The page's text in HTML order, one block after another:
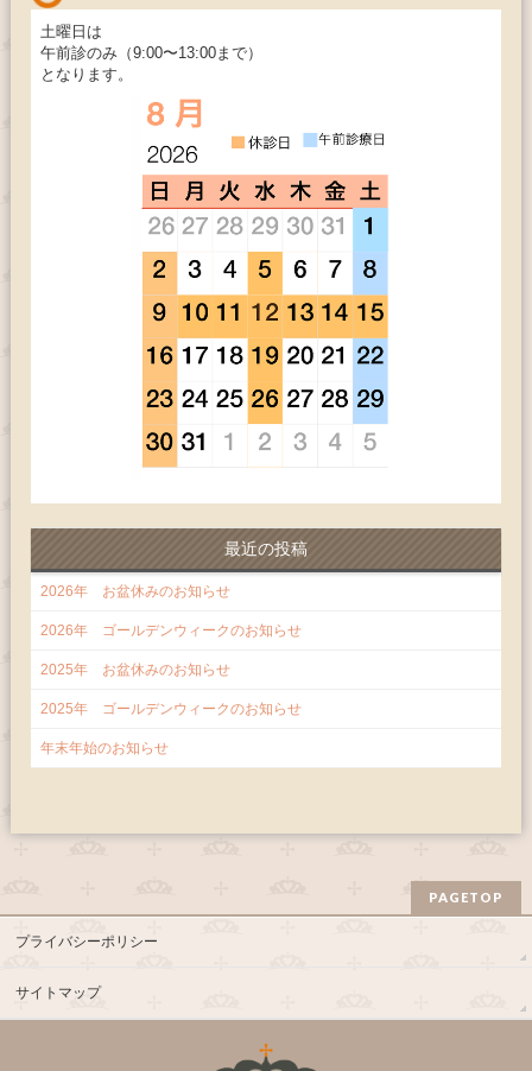
土曜日は
午前診のみ（9:00〜13:00まで）
となります。
最近の投稿
2026年 お盆休みのお知らせ
2026年 ゴールデンウィークのお知らせ
2025年 お盆休みのお知らせ
2025年 ゴールデンウィークのお知らせ
年末年始のお知らせ
PAGETOP
プライバシーポリシー
サイトマップ